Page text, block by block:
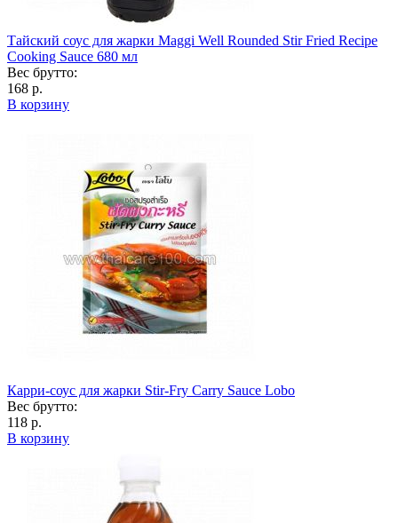
Тайский соус для жарки Maggi Well Rounded Stir Fried Recipe
Cooking Sauce 680 мл
Вес брутто:
168 р.
В корзину
Карри-соус для жарки Stir-Fry Carry Sauce Lobo
Вес брутто:
118 р.
В корзину